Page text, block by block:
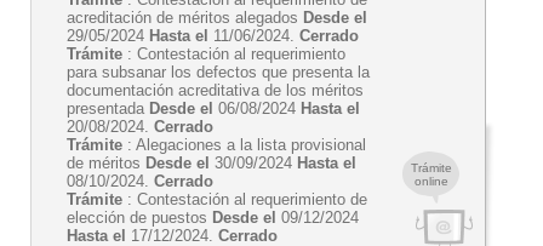
Trámite
online
acreditación de méritos alegados Desde el
29/05/2024 Hasta el 11/06/2024. Cerrado
Trámite : Contestación al requerimiento
para subsanar los defectos que presenta la
documentación acreditativa de los méritos
presentada Desde el 06/08/2024 Hasta el
20/08/2024. Cerrado
Trámite : Alegaciones a la lista provisional
de méritos Desde el 30/09/2024 Hasta el
08/10/2024. Cerrado
Trámite : Contestación al requerimiento de
elección de puestos Desde el 09/12/2024
Hasta el 17/12/2024. Cerrado